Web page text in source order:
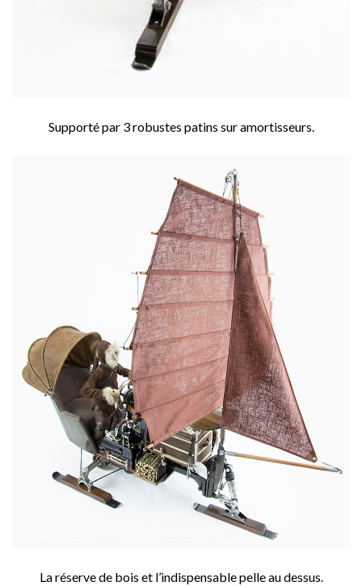
Supporté par 3 robustes patins sur amortisseurs.
La réserve de bois et l’indispensable pelle au dessus.